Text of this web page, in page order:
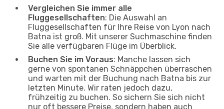
Vergleichen Sie immer alle
Fluggesellschaften: Die Auswahl an
Fluggesellschaften für Ihre Reise von Lyon nach
Batna ist groß. Mit unserer Suchmaschine finden
Sie alle verfügbaren Flüge im Überblick.
Buchen Sie im Voraus: Manche lassen sich
gerne von spontanen Schnäppchen überraschen
und warten mit der Buchung nach Batna bis zur
letzten Minute. Wir raten jedoch dazu,
frühzeitig zu buchen. So sichern Sie sich nicht
nur oft bessere Preise, sondern haben auch